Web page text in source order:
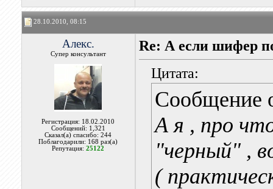
28.10.2010, 08:15
Алекс.
Супер консультант
Регистрация: 18.02.2010
Сообщений: 1,321
Сказал(а) спасибо: 244
Поблагодарили: 168 раз(а)
Репутация:25122
Re: А если шифер
Цитата:
Сообщение
А я , про
"черный" ,
(